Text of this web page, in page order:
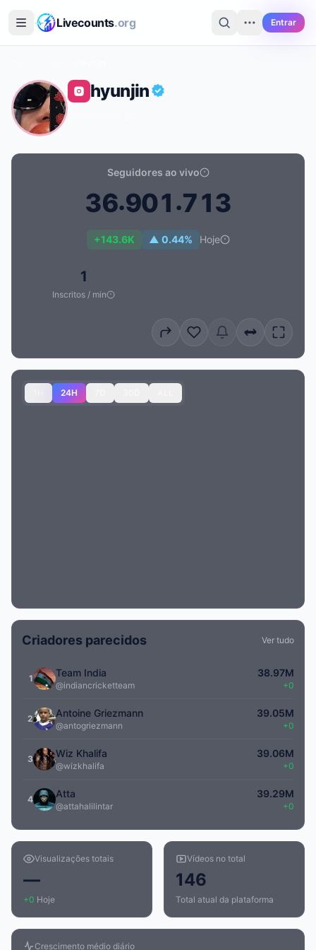
Livecounts.org Entrar
hyunjin
Seguidores ao vivo
36.901.713
+143.6K ▲ 0.44% Hoje
1
Inscritos / min
24H
Criadores parecidos Ver tudo
1 Team India
@indiancricketteam
38.97M
+0
2 Antoine Griezmann
@antogriezmann
39.05M
+0
3 Wiz Khalifa
@wizkhalifa
39.06M
+0
4 Atta
@attahalilintar
39.29M
+0
Visualizações totais
—
+0 Hoje
Vídeos no total
146
Total atual da plataforma
Crescimento médio diário